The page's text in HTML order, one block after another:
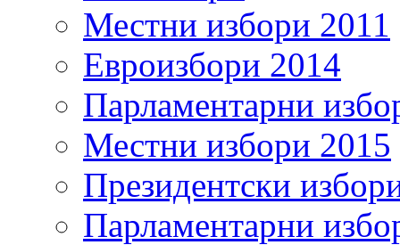
Местни избори 2011
Евроизбори 2014
Парламентарни
Местни избори 2015
Президентски
Парламентарни